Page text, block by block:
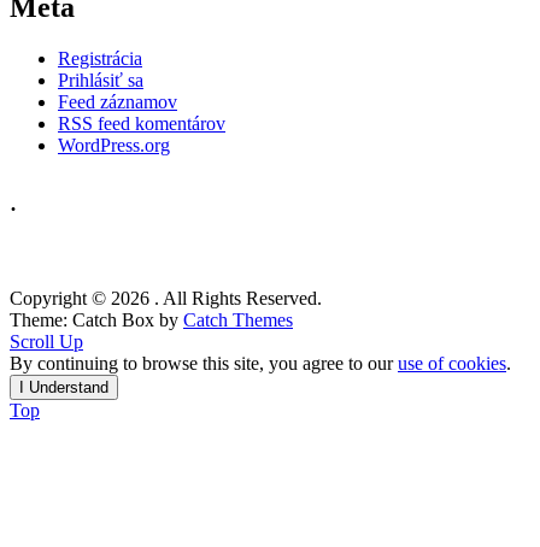
Meta
Registrácia
Prihlásiť sa
Feed záznamov
RSS feed komentárov
WordPress.org
.
Copyright © 2026 . All Rights Reserved.
Theme: Catch Box by Catch Themes
Scroll Up
By continuing to browse this site, you agree to ouruse of cookies.
I Understand
Top